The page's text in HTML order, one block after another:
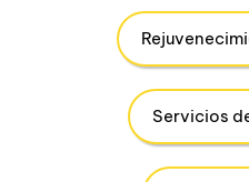
Servicios